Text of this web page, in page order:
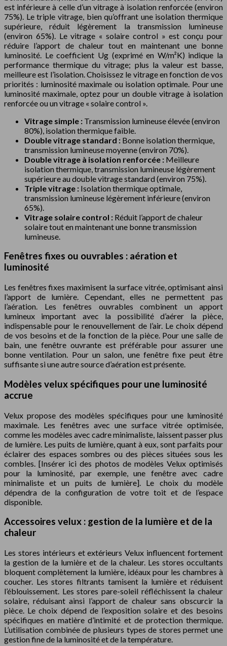
est inférieure à celle d’un vitrage à isolation renforcée (environ
75%). Le triple vitrage, bien qu’offrant une isolation thermique
supérieure, réduit légèrement la transmission lumineuse
(environ 65%). Le vitrage « solaire control » est conçu pour
réduire l’apport de chaleur tout en maintenant une bonne
luminosité. Le coefficient Ug (exprimé en W/m²K) indique la
performance thermique du vitrage; plus la valeur est basse,
meilleure est l’isolation. Choisissez le vitrage en fonction de vos
priorités : luminosité maximale ou isolation optimale. Pour une
luminosité maximale, optez pour un double vitrage à isolation
renforcée ou un vitrage « solaire control ».
Vitrage simple : Transmission lumineuse élevée (environ
80%), isolation thermique faible.
Double vitrage standard : Bonne isolation thermique,
transmission lumineuse moyenne (environ 70%).
Double vitrage à isolation renforcée : Meilleure
isolation thermique, transmission lumineuse légèrement
supérieure au double vitrage standard (environ 75%).
Triple vitrage : Isolation thermique optimale,
transmission lumineuse légèrement inférieure (environ
65%).
Vitrage solaire control : Réduit l’apport de chaleur
solaire tout en maintenant une bonne transmission
lumineuse.
Fenêtres fixes ou ouvrables : aération et
luminosité
Les fenêtres fixes maximisent la surface vitrée, optimisant ainsi
l’apport de lumière. Cependant, elles ne permettent pas
l’aération. Les fenêtres ouvrables combinent un apport
lumineux important avec la possibilité d’aérer la pièce,
indispensable pour le renouvellement de l’air. Le choix dépend
de vos besoins et de la fonction de la pièce. Pour une salle de
bain, une fenêtre ouvrante est préférable pour assurer une
bonne ventilation. Pour un salon, une fenêtre fixe peut être
suffisante si une autre source d’aération est présente.
Modèles velux spécifiques pour une luminosité
accrue
Velux propose des modèles spécifiques pour une luminosité
maximale. Les fenêtres avec une surface vitrée optimisée,
comme les modèles avec cadre minimaliste, laissent passer plus
de lumière. Les puits de lumière, quant à eux, sont parfaits pour
éclairer des espaces sombres ou des pièces situées sous les
combles. [Insérer ici des photos de modèles Velux optimisés
pour la luminosité, par exemple, une fenêtre avec cadre
minimaliste et un puits de lumière]. Le choix du modèle
dépendra de la configuration de votre toit et de l’espace
disponible.
Accessoires velux : gestion de la lumière et de la
chaleur
Les stores intérieurs et extérieurs Velux influencent fortement
la gestion de la lumière et de la chaleur. Les stores occultants
bloquent complètement la lumière, idéaux pour les chambres à
coucher. Les stores filtrants tamisent la lumière et réduisent
l’éblouissement. Les stores pare-soleil réfléchissent la chaleur
solaire, réduisant ainsi l’apport de chaleur sans obscurcir la
pièce. Le choix dépend de l’exposition solaire et des besoins
spécifiques en matière d’intimité et de protection thermique.
L’utilisation combinée de plusieurs types de stores permet une
gestion fine de la luminosité et de la température.